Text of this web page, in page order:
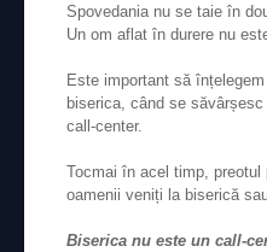
Spovedania nu se taie în
Un om aflat în durere nu
Este important să
biserica, când se
call-center.
Tocmai în acel timp,
oamenii veniți la biserică
Biserica nu este un call-